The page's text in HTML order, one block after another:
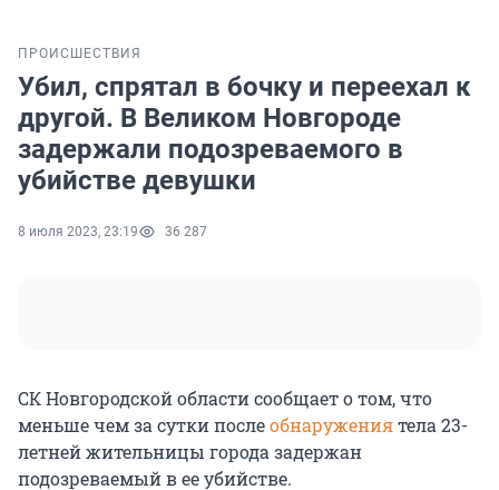
ПРОИСШЕСТВИЯ
Убил, спрятал в бочку и переехал к
другой. В Великом Новгороде
задержали подозреваемого в
убийстве девушки
8 июля 2023, 23:19 36 287
СК Новгородской области сообщает о том, что
меньше чем за сутки послеобнаружениятела 23-
летней жительницы города задержан
подозреваемый в ее убийстве.